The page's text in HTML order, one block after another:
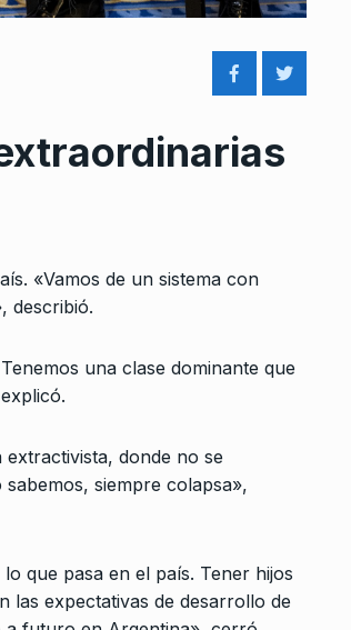
«Vamos de un sistema con
describió.
una clase dominante que
donde no se
siempre colapsa»,
que pasa en el país. Tener hijos
las expectativas de desarrollo de
Boron: «Hay que ganar la batalla
ALERTA! 7 De Diciembre De 2023
atenta contra la marca
argentina en…